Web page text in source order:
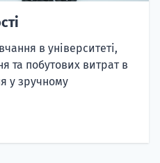
в університеті,
та побутових витрат в
у зручному